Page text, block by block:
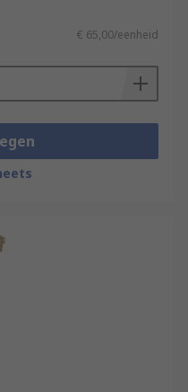
€ 65,00/eenheid